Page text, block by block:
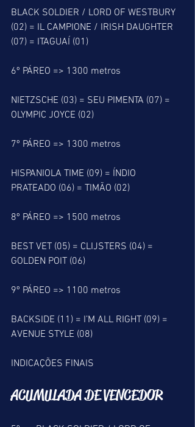
BLACK SOLDIER / LORD OF WESTBURY
(02) = IL CAMPIONE / IRISH DAUGHTER
(07) = ITAGUAÍ (01)
6º PÁREO => 1300 metros
NIETZSCHE (03) = SEU PIMENTA (07) =
OLYMPIC JOYCE (02)
7º PÁREO => 1300 metros
HISPANIOLA TIME (09) = ÍNDIO
PRATEADO (06) = TIMÃO (02)
8º PÁREO => 1500 metros
BEST VET (05) = CLIJSTERS (04) =
GOLDEN POIT (06)
9º PÁREO => 1100 metros
BACKSIDE (11) = I’M ALL RIGHT (09) =
AVENUE STYLE (08)
INDICAÇÕES FINAIS
ACUMULADA DE VENCEDOR